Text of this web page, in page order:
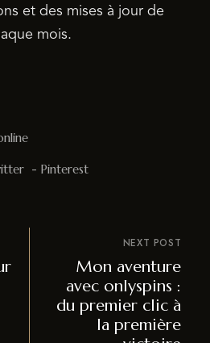
et des mises à jour de
mois.
Pinterest
NEXT POST
Mon aventure
avec onlyspins :
du premier clic à
la première